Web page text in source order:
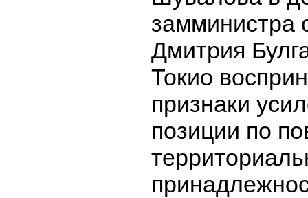
замминистра
Дмитрия
Токио
признаки
позиции по